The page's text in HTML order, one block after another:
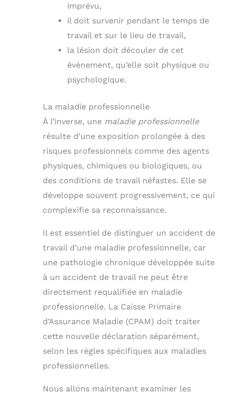
imprévu,
il doit survenir pendant le temps de
travail et sur le lieu de travail,
la lésion doit découler de cet
événement, qu’elle soit physique ou
psychologique.
La maladie professionnelle
À l’inverse, une maladie professionnelle
résulte d’une exposition prolongée à des
risques professionnels comme des agents
physiques, chimiques ou biologiques, ou
des conditions de travail néfastes. Elle se
développe souvent progressivement, ce qui
complexifie sa reconnaissance.
Il est essentiel de distinguer un accident de
travail d’une maladie professionnelle, car
une pathologie chronique développée suite
à un accident de travail ne peut être
directement requalifiée en maladie
professionnelle. La Caisse Primaire
d’Assurance Maladie (CPAM) doit traiter
cette nouvelle déclaration séparément,
selon les règles spécifiques aux maladies
professionnelles.
Nous allons maintenant examiner les